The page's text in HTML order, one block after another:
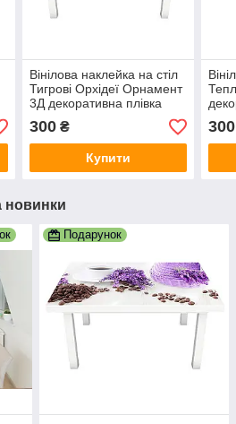
Вінілова наклейка на стіл
Тигрові Орхідеї Орнамент
3Д декоративна плівка
візерунки Квіти Бежевий
600х1200 мм
300₴
Купити
300
новинки
Подарунок